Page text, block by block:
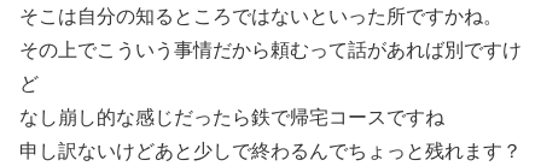
そこは自分の知るところではないといった所ですかね。
その上でこういう事情だから頼むって話があれば別ですけ
ど
なし崩し的な感じだったら鉄で帰宅コースですね
申し訳ないけどあと少しで終わるんでちょっと残れます？